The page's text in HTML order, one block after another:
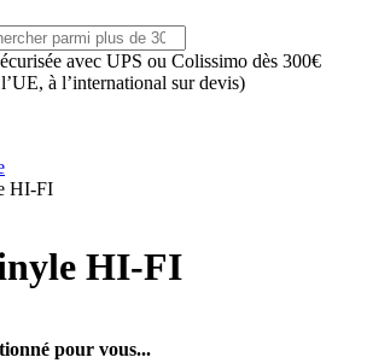
avec UPS ou Colissimo dès 300€
à l’international sur devis)
HI-FI
HI-FI
pour vous...